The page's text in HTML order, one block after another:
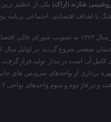
شازند (اراک) یکی از عظیم
با اهداف اقتصادی، اجتماعی
کامل آن است در مدار تولید قرار
نواحی ۲ و ۳ شامل واحدهای ذیل زنجیره تولیدات پلیمری و شیمیایی تکمیل نمودند.